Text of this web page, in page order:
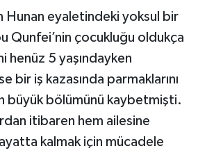
Hunan eyaletindeki yoksul bir
Qunfei’nin çocukluğu oldukça
henüz 5 yaşındayken
bir iş kazasında parmaklarını
büyük bölümünü kaybetmişti.
itibaren hem ailesine
kalmak için mücadele